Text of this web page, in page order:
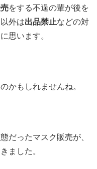
をする不逞の輩が後を
外は出品禁止などの対
思います。
かもしれませんね。
態だったマスク販売が、
きました。